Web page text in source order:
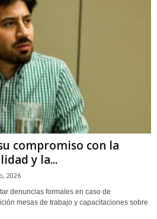
compromiso con la
y la...
2026
denuncias formales en caso de
mesas de trabajo y capacitaciones sobre